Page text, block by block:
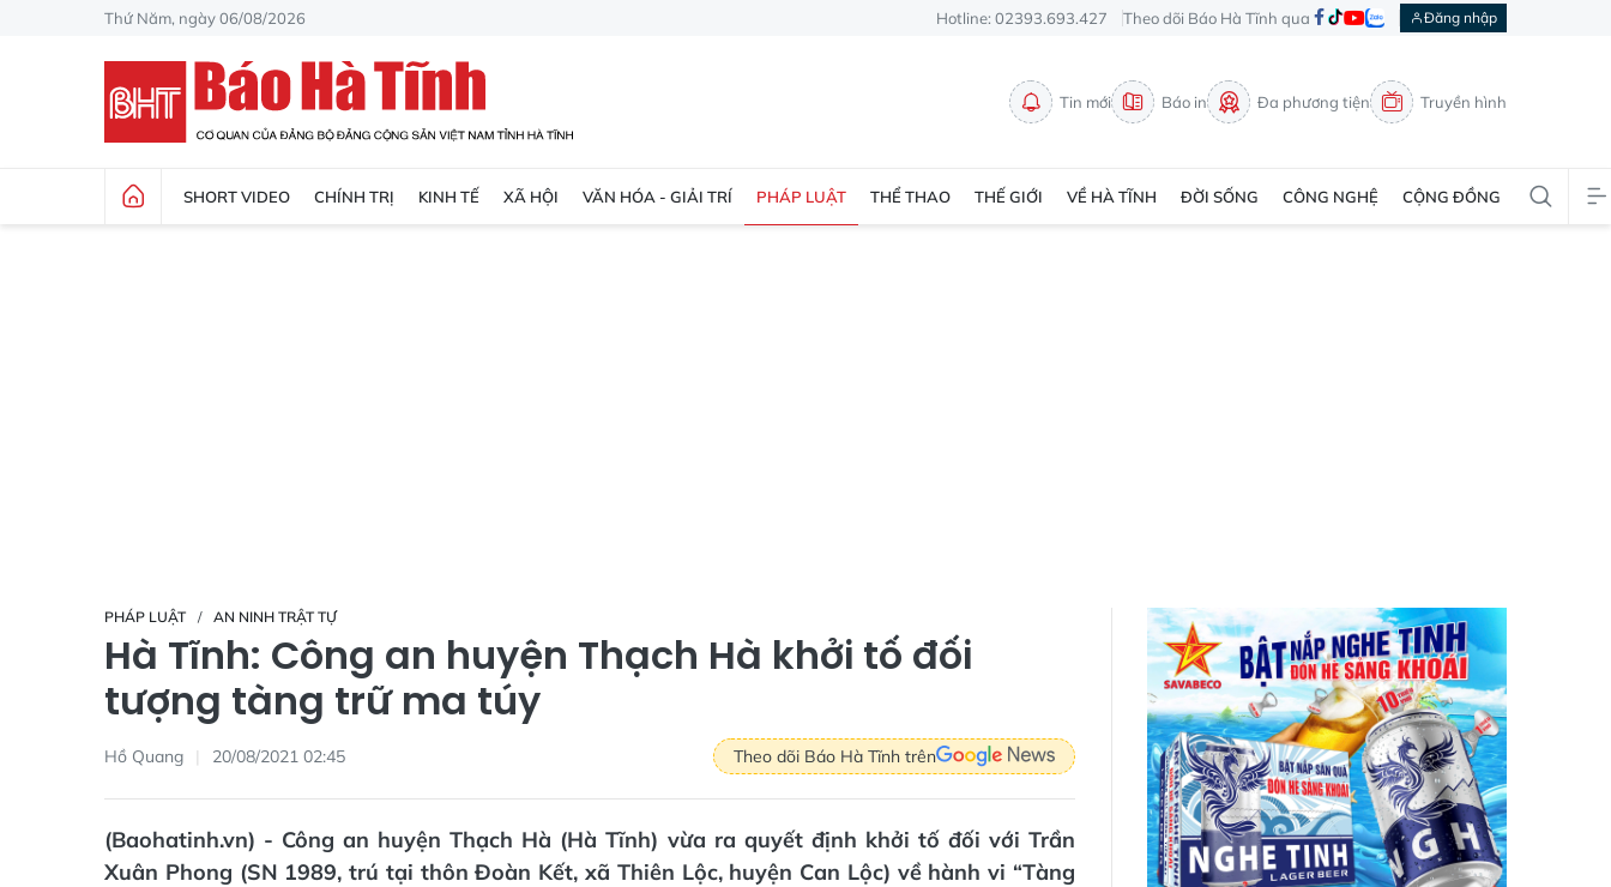
Thứ Năm, ngày 06/08/2026 Hotline: 02393.693.427 Theo dõi Báo Hà Tĩnh qua Đăng nhập
Tin mới Báo in Đa phương tiện Truyền hình
SHORT VIDEO CHÍNH TRỊ KINH TẾ XÃ HỘI VĂN HÓA - GIẢI TRÍ PHÁP LUẬT THỂ THAO THẾ GIỚI VỀ HÀ TĨNH ĐỜI SỐNG CÔNG NGHỆ CỘNG ĐỒNG
PHÁP LUẬT AN NINH TRẬT TỰ
Hà Tĩnh: Công an huyện Thạch Hà khởi tố đối
tượng tàng trữ ma túy
Hồ Quang 20/08/2021 02:45 Theo dõi Báo Hà Tĩnh trên
(Baohatinh.vn) - Công an huyện Thạch Hà (Hà Tĩnh) vừa ra quyết định khởi tố đối với Trần
Xuân Phong (SN 1989, trú tại thôn Đoàn Kết, xã Thiên Lộc, huyện Can Lộc) về hành vi “Tàng